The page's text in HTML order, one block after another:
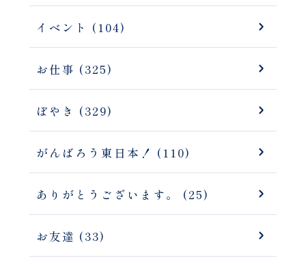
イベント (104)
お仕事 (325)
ぼやき (329)
がんばろう東日本！ (110)
ありがとうございます。 (25)
お友達 (33)